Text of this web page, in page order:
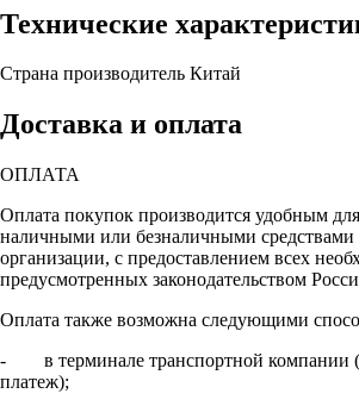
Технические
Страна производитель Китай
Доставка и оплата
ОПЛАТА
Оплата покупок производится удобным
наличными или безналичными средствами
организации, с предоставлением всех
предусмотренных законодательством
Оплата также возможна следующими
- в терминале транспортной компании
платеж);